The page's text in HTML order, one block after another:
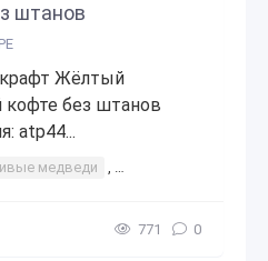
штанов
Жёлтый
без штанов
atp44...
медведи , Медведь Тедди
771 0